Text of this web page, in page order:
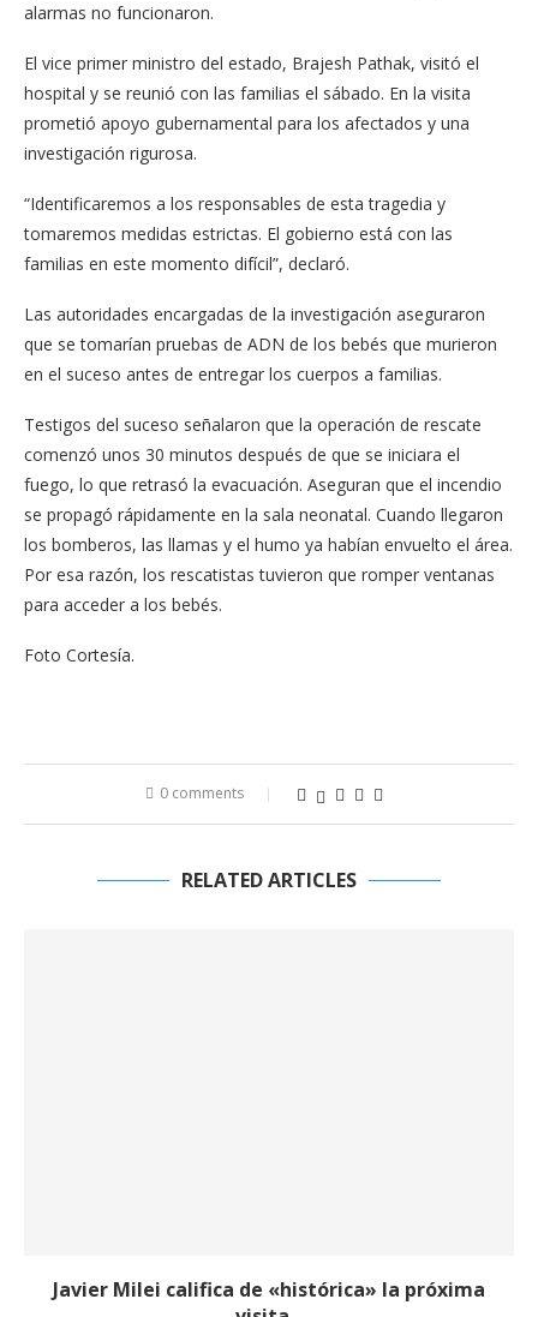
alarmas no funcionaron.
El vice primer ministro del estado, Brajesh Pathak, visitó el
hospital y se reunió con las familias el sábado. En la visita
prometió apoyo gubernamental para los afectados y una
investigación rigurosa.
“Identificaremos a los responsables de esta tragedia y
tomaremos medidas estrictas. El gobierno está con las
familias en este momento difícil”, declaró.
Las autoridades encargadas de la investigación aseguraron
que se tomarían pruebas de ADN de los bebés que murieron
en el suceso antes de entregar los cuerpos a familias.
Testigos del suceso señalaron que la operación de rescate
comenzó unos 30 minutos después de que se iniciara el
fuego, lo que retrasó la evacuación. Aseguran que el incendio
se propagó rápidamente en la sala neonatal. Cuando llegaron
los bomberos, las llamas y el humo ya habían envuelto el área.
Por esa razón, los rescatistas tuvieron que romper ventanas
para acceder a los bebés.
Foto Cortesía.
0 comments
RELATED ARTICLES
Javier Milei califica de «histórica» la próxima